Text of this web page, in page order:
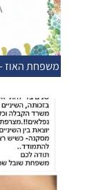
משפחת האוז -